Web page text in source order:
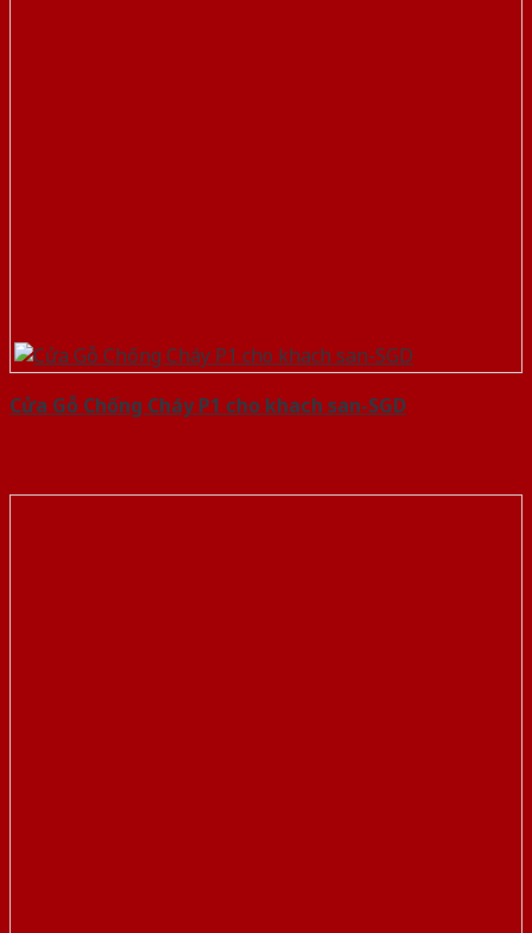
Cửa Gỗ Chống Cháy P1 cho khach san-SGD